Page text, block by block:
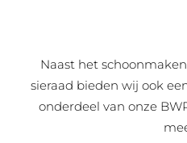
Naast het
sieraad bieden wij ook
onderdeel van onze